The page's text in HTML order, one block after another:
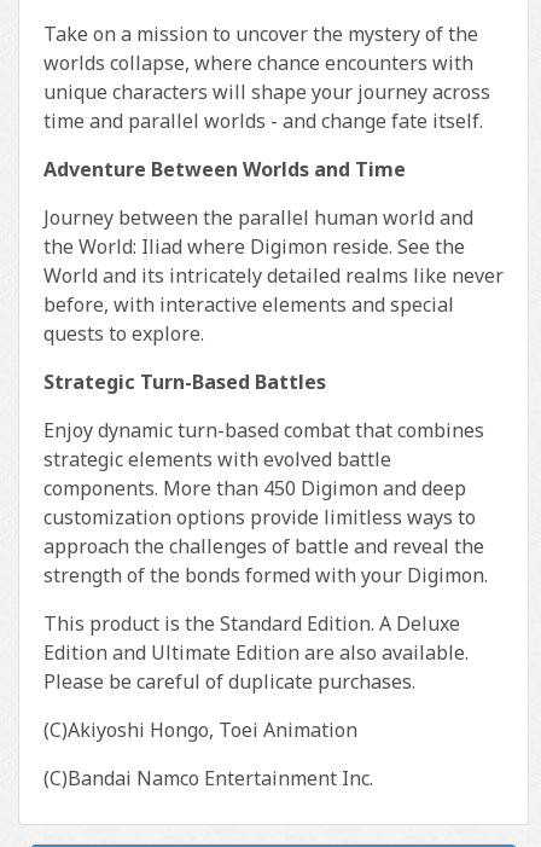
Take on a mission to uncover the mystery of the
worlds collapse, where chance encounters with
unique characters will shape your journey across
time and parallel worlds - and change fate itself.
Adventure Between Worlds and Time
Journey between the parallel human world and
the World: Iliad where Digimon reside. See the
World and its intricately detailed realms like never
before, with interactive elements and special
quests to explore.
Strategic Turn-Based Battles
Enjoy dynamic turn-based combat that combines
strategic elements with evolved battle
components. More than 450 Digimon and deep
customization options provide limitless ways to
approach the challenges of battle and reveal the
strength of the bonds formed with your Digimon.
This product is the Standard Edition. A Deluxe
Edition and Ultimate Edition are also available.
Please be careful of duplicate purchases.
(C)Akiyoshi Hongo, Toei Animation
(C)Bandai Namco Entertainment Inc.